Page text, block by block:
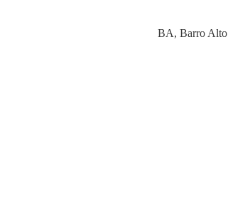
Category
BA, Barro Alto